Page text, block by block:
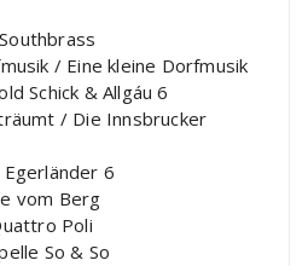
/ Eine kleine Dorfmusik
Schick & Allgáu 6
/ Die Innsbrucker
6
vom Berg
Poli
So & So